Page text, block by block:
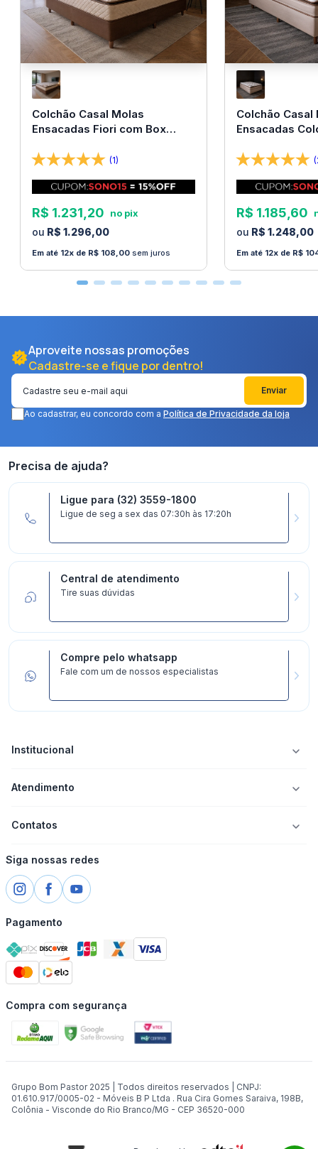
Colchão Casal Molas
Ensacadas Fiori com Box
(1)
R$ 1.231 20
R$ 1.296,00
12 R$ 108,00sem juros
Colchão Casal
Ensacadas
R$ 1.185 60
R$ 1.248,00
12 R$
Aproveite nossas promoções
Cadastre-se e fique por dentro!
Enviar
Ao cadastrar, eu concordo com a Política de Privacidade da loja
Precisa de ajuda?
Ligue para (32) 3559-1800
Ligue de seg a sex das 07:30h às 17:20h
Central de atendimento
Tire suas dúvidas
Compre pelo whatsapp
Fale com um de nossos especialistas
Institucional
Atendimento
Contatos
Siga nossas redes
Pagamento
Compra com segurança
Grupo Bom Pastor 2025 | Todos direitos reservados | CNPJ:
01.610.917/0005-02 - Móveis B P Ltda . Rua Cira Gomes Saraiva, 198B,
Colônia - Visconde do Rio Branco/MG - CEP 36520-000